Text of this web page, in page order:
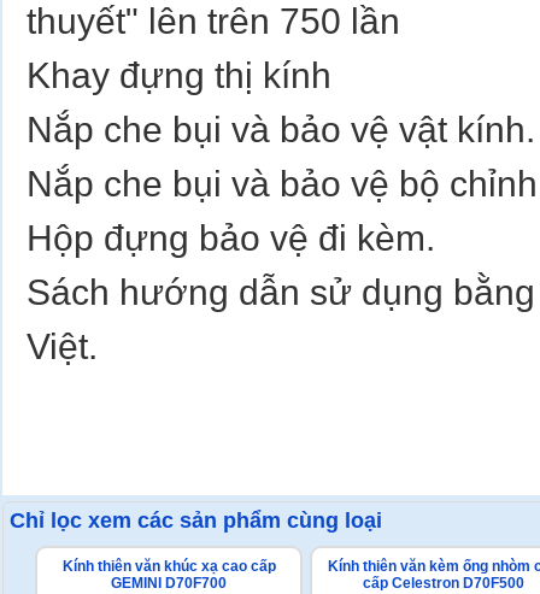
thuyết" lên trên 750 lần
Khay đựng thị kính
Nắp che bụi và bảo vệ vật kính.
Nắp che bụi và bảo vệ bộ
Hộp đựng bảo vệ đi kèm.
Sách hướng dẫn sử dụng
Việt.
Chỉ lọc xem các sản phẩm cùng loại
Kính thiên văn khúc xạ cao cấp
GEMINI D70F700
Kính thiên văn kèm ống nhòm
cấp Celestron D70F500